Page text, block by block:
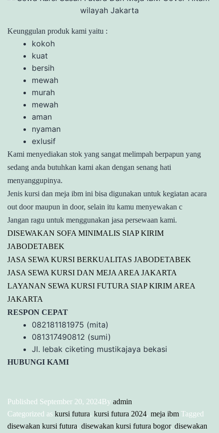
Keunggulan produk kami yaitu :
kokoh
kuat
bersih
mewah
murah
mewah
aman
nyaman
exlusif
Kami menyediakan stok yang sangat melimpah berpapun yang
sedang anda butuhkan kami akan dengan senang hati
menyanggupinya.
Jenis kursi dan meja ibm ini bisa digunakan untuk kegiatan acara
out door maupun in door, selain itu kamu menyewakan c
Jangan ragu untuk menggunakan jasa persewaan kami.
DISEWAKAN SOFA MINIMALIS SIAP KIRIM
JABODETABEK
JASA SEWA KURSI BERKUALITAS JABODETABEK
JASA SEWA KURSI DAN MEJA AREA JAKARTA
LAYANAN SEWA KURSI FUTURA SIAP KIRIM AREA
JAKARTA
RESPON CEPAT
082181181975 (mita)
081317490812 (sumi)
Jl. lebak ciketing mustikajaya bekasi
HUBUNGI KAMI
Published September 20, 2024By admin
Categorized as kursi futura, kursi futura 2024, meja ibm Tagged
disewakan kursi futura, disewakan kursi futura bogor, disewakan